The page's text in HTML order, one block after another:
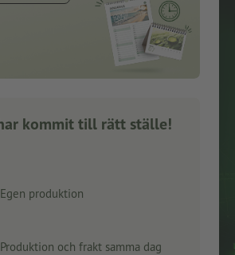
kommit till rätt ställe!
Egen produktion
Produktion och frakt samma dag